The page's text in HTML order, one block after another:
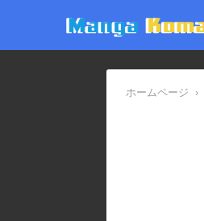
ホームページ ›